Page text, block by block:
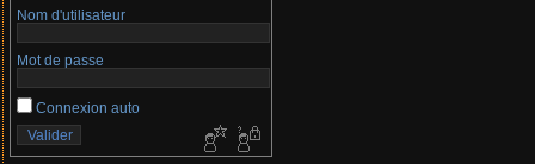
Nom d'utilisateur
Mot de passe
Connexion auto